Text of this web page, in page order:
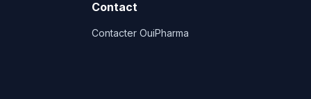
Contact
Contacter OuiPharma